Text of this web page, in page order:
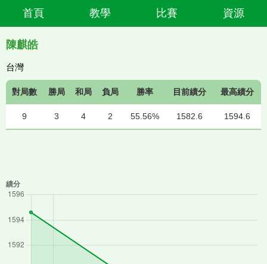
首頁 教學 比賽 資源
陳麒皓
台灣
對局數 勝局 和局 負局 勝率 目前績分 最高績分
9 3 4 2 55.56% 1582.6 1594.6